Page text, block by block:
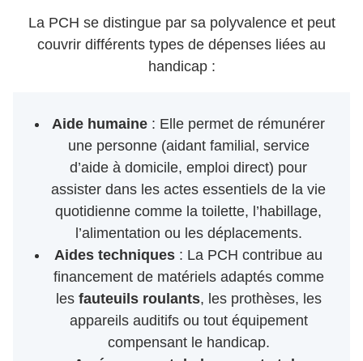
La PCH se distingue par sa polyvalence et peut
couvrir différents types de dépenses liées au
handicap :
Aide humaine : Elle permet de rémunérer
une personne (aidant familial, service
d’aide à domicile, emploi direct) pour
assister dans les actes essentiels de la vie
quotidienne comme la toilette, l’habillage,
l’alimentation ou les déplacements.
Aides techniques : La PCH contribue au
financement de matériels adaptés comme
les fauteuils roulants, les prothèses, les
appareils auditifs ou tout équipement
compensant le handicap.